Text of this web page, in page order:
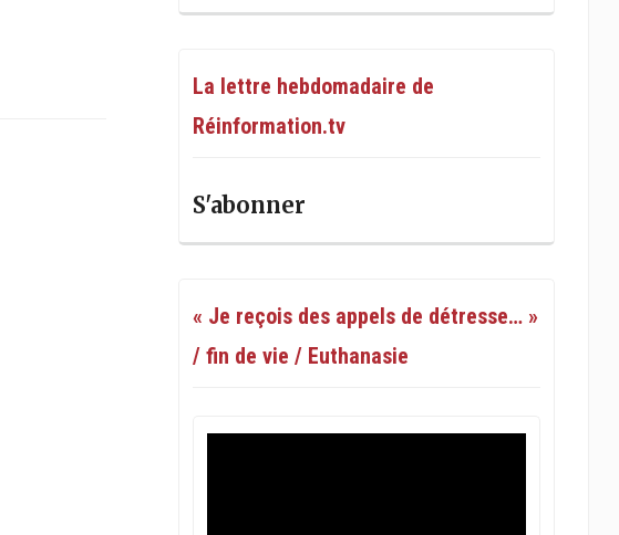
La lettre hebdomadaire de
Réinformation.tv
S'abonner
« Je reçois des appels de détresse… »
/ fin de vie / Euthanasie